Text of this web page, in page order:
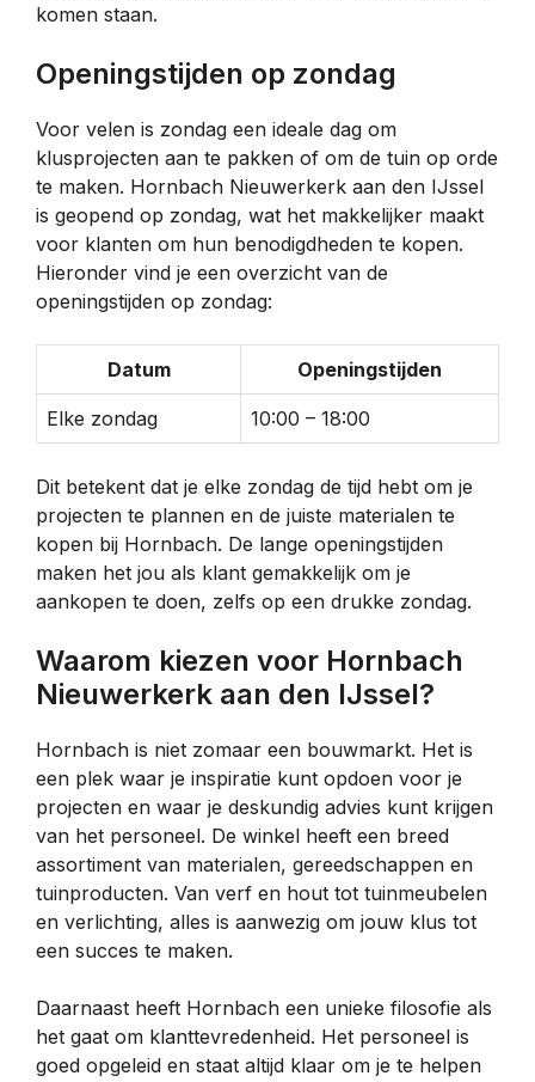
komen staan.
Openingstijden op zondag
Voor velen is zondag een ideale dag om
klusprojecten aan te pakken of om de tuin op orde
te maken. Hornbach Nieuwerkerk aan den IJssel
is geopend op zondag, wat het makkelijker maakt
voor klanten om hun benodigdheden te kopen.
Hieronder vind je een overzicht van de
openingstijden op zondag:
Datum Openingstijden
Elke zondag 10:00 – 18:00
Dit betekent dat je elke zondag de tijd hebt om je
projecten te plannen en de juiste materialen te
kopen bij Hornbach. De lange openingstijden
maken het jou als klant gemakkelijk om je
aankopen te doen, zelfs op een drukke zondag.
Waarom kiezen voor Hornbach
Nieuwerkerk aan den IJssel?
Hornbach is niet zomaar een bouwmarkt. Het is
een plek waar je inspiratie kunt opdoen voor je
projecten en waar je deskundig advies kunt krijgen
van het personeel. De winkel heeft een breed
assortiment van materialen, gereedschappen en
tuinproducten. Van verf en hout tot tuinmeubelen
en verlichting, alles is aanwezig om jouw klus tot
een succes te maken.
Daarnaast heeft Hornbach een unieke filosofie als
het gaat om klanttevredenheid. Het personeel is
goed opgeleid en staat altijd klaar om je te helpen